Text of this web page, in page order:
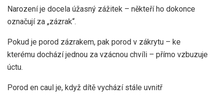
Narození je docela úžasný zážitek – někteří ho dokonce
označují za „zázrak“.
Pokud je porod zázrakem, pak porod v zákrytu – ke
kterému dochází jednou za vzácnou chvíli – přímo vzbuzuje
úctu.
Porod en caul je, když dítě vychází stále uvnitř